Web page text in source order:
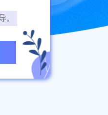
。